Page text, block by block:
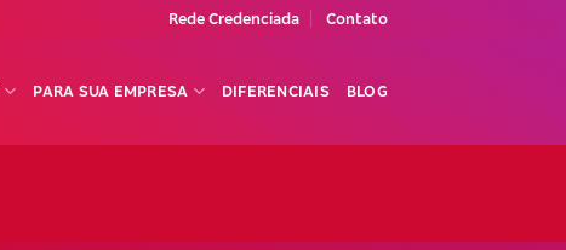
Rede Credenciada Contato
PARA SUA EMPRESA DIFERENCIAIS BLOG